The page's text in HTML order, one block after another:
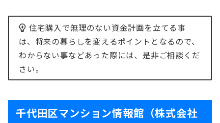
住宅購入で無理のない資金計画を立てる事
は、将来の暮らしを変えるポイントとなるので、
わからない事などあった際には、是非ご相談くだ
さい。
千代田区マンション情報館（株式会社